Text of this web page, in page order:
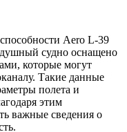
Aero L-39
судно оснащено
которые могут
Такие данные
полета и
этим
важные сведения о